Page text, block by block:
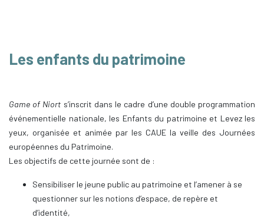
Les enfants du patrimoine
Game of Niort s’inscrit dans le cadre d’une double programmation
événementielle nationale, les Enfants du patrimoine et Levez les
yeux, organisée et animée par les CAUE la veille des Journées
européennes du Patrimoine.
Les objectifs de cette journée sont de :
Sensibiliser le jeune public au patrimoine et l’amener à se
questionner sur les notions d’espace, de repère et
d’identité,